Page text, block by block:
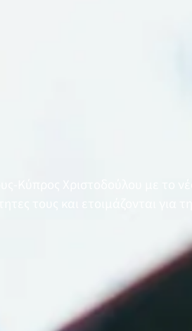
Κύπρος Χριστοδούλου με το
τους και ετοιμάζονται για